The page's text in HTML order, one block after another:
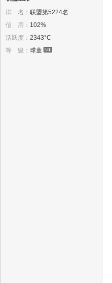
排 名： 联盟第5224名
信 用： 102%
活跃度： 2343°C
等 级： 球童